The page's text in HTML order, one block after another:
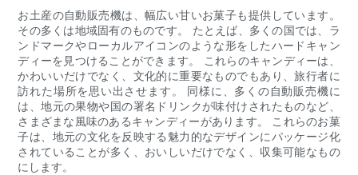
お土産の自動販売機は、幅広い甘いお菓子も提供しています。
その多くは地域固有のものです。 たとえば、多くの国では、ラ
ンドマークやローカルアイコンのような形をしたハードキャン
ディーを見つけることができます。 これらのキャンディーは、
かわいいだけでなく、文化的に重要なものでもあり、旅行者に
訪れた場所を思い出させます。 同様に、多くの自動販売機に
は、地元の果物や国の署名ドリンクが味付けされたものなど、
さまざまな風味のあるキャンディーがあります。 これらのお菓
子は、地元の文化を反映する魅力的なデザインにパッケージ化
されていることが多く、おいしいだけでなく、収集可能なもの
にします。